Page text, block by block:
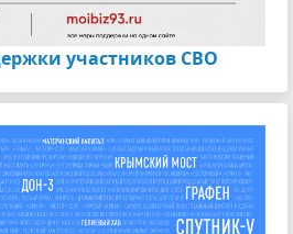
участников СВО